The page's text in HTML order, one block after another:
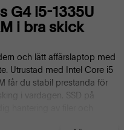
G4 i5-1335U
i bra skick
och lätt affärslaptop med
Utrustad med Intel Core i5
får du stabil prestanda för
i vardagen. SSD på